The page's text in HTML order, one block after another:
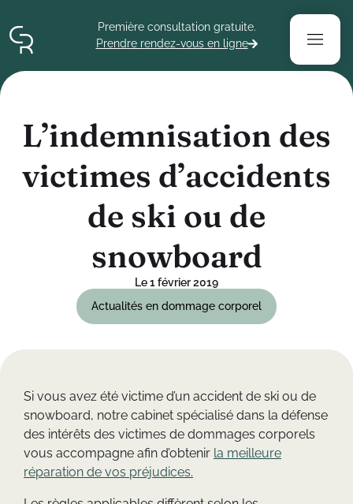
Première consultation gratuite.
Prendre rendez-vous en ligne
L’indemnisation des
victimes d’accidents
de ski ou de
snowboard
Le 1 février 2019
Actualités en dommage corporel
Si vous avez été victime d’un accident de ski ou de
snowboard, notre cabinet spécialisé dans la défense
des intérêts des victimes de dommages corporels
vous accompagne afin d’obtenir la meilleure
réparation de vos préjudices.